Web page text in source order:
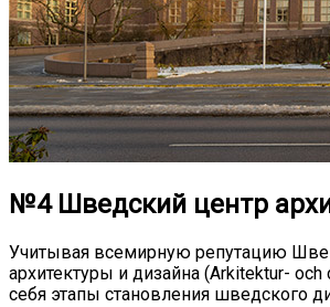
№4 Шведский центр
Учитывая всемирную репутацию
архитектуры и дизайна (Arkitektur-
себя этапы становления шведского